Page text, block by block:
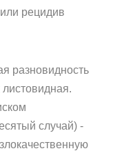
рецидив
разновидность
случай) -